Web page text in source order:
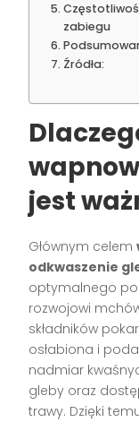
zabiegu
Źródła:
jest
Głównym celem
odkwaszenie
optymalnego
rozwojowi
składników
osłabiona i
nadmiar
gleby oraz
trawy. Dzięki